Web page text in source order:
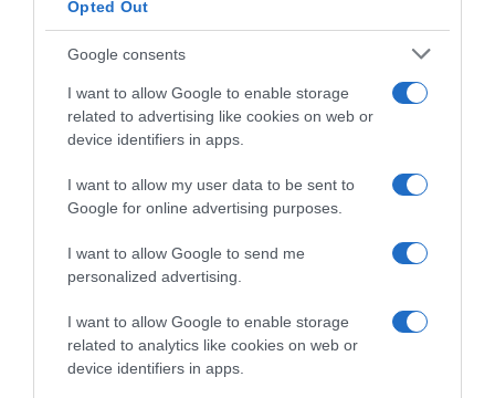
Opted Out
Google consents
I want to allow Google to enable storage
related to advertising like cookies on web or
device identifiers in apps.
I want to allow my user data to be sent to
Google for online advertising purposes.
I want to allow Google to send me
personalized advertising.
I want to allow Google to enable storage
related to analytics like cookies on web or
device identifiers in apps.
ΑΘΛΗΤΙΚΑ
Παγκόσμιο Κ20: Ασημένιο μετάλλιο
στο μήκος για την Έβελυν
Μητροπούλου – Το άλμα των 6,44
μέτρων που την ανέβασε στο βάθρο